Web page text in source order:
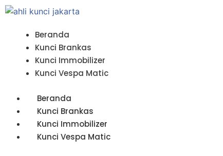
Beranda
Kunci Brankas
Kunci Immobilizer
Kunci Vespa Matic
Beranda
Kunci Brankas
Kunci Immobilizer
Kunci Vespa Matic